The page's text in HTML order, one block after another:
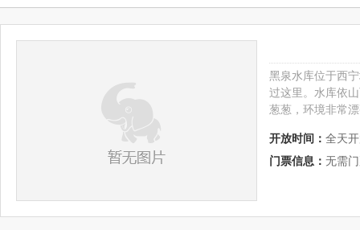
黑泉水库位于西
过这里。水库依
葱葱，环境非常
开放时间： 全天
门票信息： 无需